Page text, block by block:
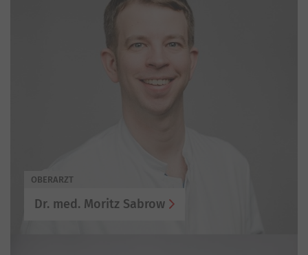
OBERARZT
Dr. med. Moritz Sabrow